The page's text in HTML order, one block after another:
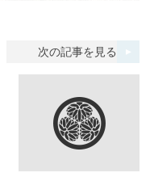
次の記事を見る